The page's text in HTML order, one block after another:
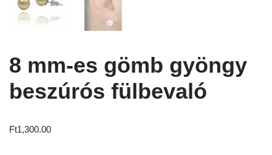
8 mm-es gömb gyöngy
beszúrós fülbevaló
Ft1,300.00